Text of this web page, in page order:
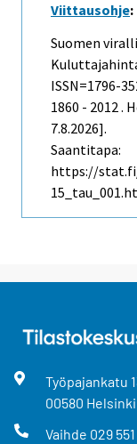
Viittausohje:
Suomen
ISSN=1796-
1860 - 2012 .
7.8.2026].
Saantitapa:
https://
Työpajankatu
00580 Helsinki
Vaihde 029